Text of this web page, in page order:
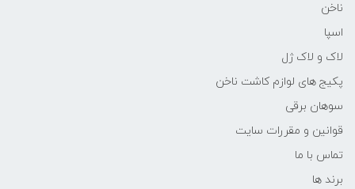
ناخن
اسپا
لاک و لاک ژل
پکیج های لوازم کاشت ناخن
سوهان برقی
قوانین و مقررات سایت
تماس با ما
برند ها